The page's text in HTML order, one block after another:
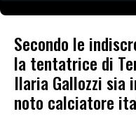
Secondo le
la tentatrice di
Ilaria Gallozzi sia
noto calciatore